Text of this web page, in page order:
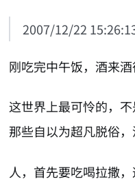
2007/12/22
刚吃完中午饭，酒来酒
这世界上最可怜的，
那些自以为超凡脱俗，
人，首先要吃喝拉撒